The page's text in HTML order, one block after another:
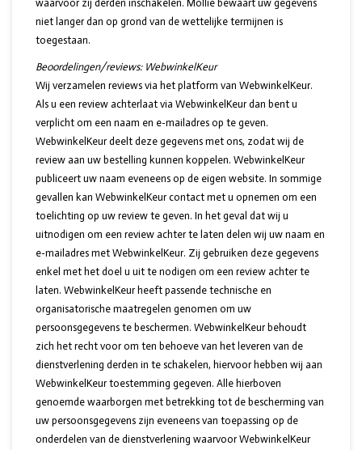
waarvoor zij derden inschakelen. Mollie bewaart uw gegevens
niet langer dan op grond van de wettelijke termijnen is
toegestaan.
Beoordelingen/reviews: WebwinkelKeur
Wij verzamelen reviews via het platform van WebwinkelKeur.
Als u een review achterlaat via WebwinkelKeur dan bent u
verplicht om een naam en e-mailadres op te geven.
WebwinkelKeur deelt deze gegevens met ons, zodat wij de
review aan uw bestelling kunnen koppelen. WebwinkelKeur
publiceert uw naam eveneens op de eigen website. In sommige
gevallen kan WebwinkelKeur contact met u opnemen om een
toelichting op uw review te geven. In het geval dat wij u
uitnodigen om een review achter te laten delen wij uw naam en
e-mailadres met WebwinkelKeur. Zij gebruiken deze gegevens
enkel met het doel u uit te nodigen om een review achter te
laten. WebwinkelKeur heeft passende technische en
organisatorische maatregelen genomen om uw
persoonsgegevens te beschermen. WebwinkelKeur behoudt
zich het recht voor om ten behoeve van het leveren van de
dienstverlening derden in te schakelen, hiervoor hebben wij aan
WebwinkelKeur toestemming gegeven. Alle hierboven
genoemde waarborgen met betrekking tot de bescherming van
uw persoonsgegevens zijn eveneens van toepassing op de
onderdelen van de dienstverlening waarvoor WebwinkelKeur